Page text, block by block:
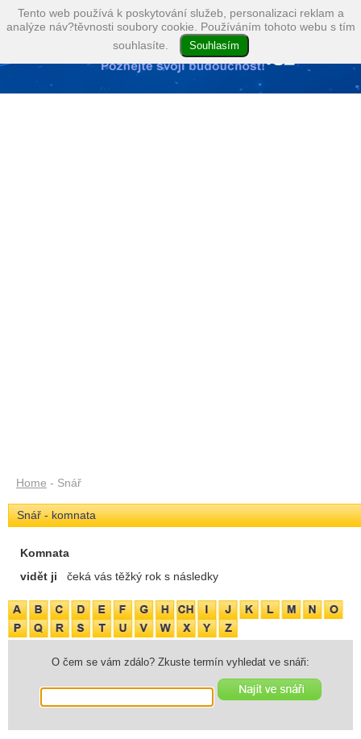
Home - Snář
Snář - komnata
Komnata
vidět ji
čeká vás těžký rok s následky
O čem se vám zdálo? Zkuste termín vyhledat ve snáři:
Tento web používá k poskytování služeb, personalizaci reklam a
analýze náv?těvnosti soubory cookie. Používáním tohoto webu s tím
souhlasíte.